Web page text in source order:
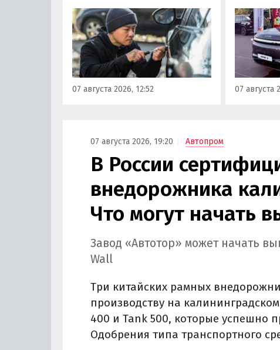
могут доставить
злоумышленникам больше
всего сложностей. Из китайских
машин таковыми сегодня
являются модели Li и BYD,
сообщил в эфире радио РБК
учредитель федерального
07 августа 2026, 12:52
на свою
-
заказать
5 915 000
000 рублей
07 августа
07 августа 2026, 19:20 Автопром
В России
внедорожника
Что могут начать
Завод «Автотор» может начать
Wall
Три китайских рамных
производству на
400 и Tank 500, которые успешно
Одобрения типа транспортного